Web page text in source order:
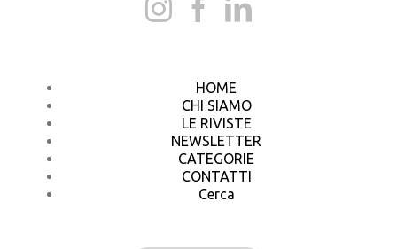
HOME
CHI SIAMO
LE RIVISTE
NEWSLETTER
CATEGORIE
CONTATTI
Cerca